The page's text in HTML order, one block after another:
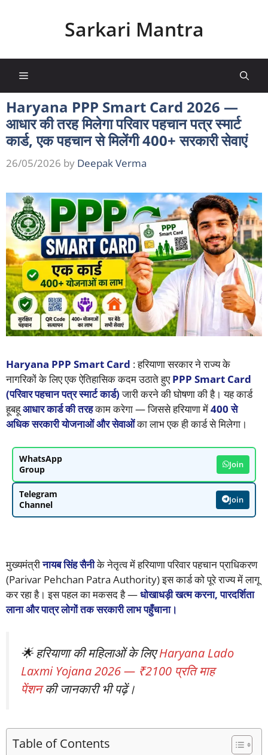
Sarkari Mantra
Menu
Haryana PPP Smart Card 2026 —
आधार की तरह मिलेगा परिवार पहचान पत्र स्मार्ट
कार्ड, एक पहचान से मिलेंगी 400+ सरकारी सेवाएं
26/05/2026 by Deepak Verma
Haryana PPP Smart Card : हरियाणा सरकार ने राज्य के
नागरिकों के लिए एक ऐतिहासिक कदम उठाते हुएPPP Smart Card
(परिवार पहचान पत्र स्मार्ट कार्ड)जारी करने की घोषणा की है। यह कार्ड
हूबहूआधार कार्ड की तरहकाम करेगा — जिससे हरियाणा में400 से
अधिक सरकारी योजनाओं और सेवाओंका लाभ एक ही कार्ड से मिलेगा।
WhatsApp
Group
Join
Telegram
Channel
Join
मुख्यमंत्रीनायब सिंह सैनीके नेतृत्व में हरियाणा परिवार पहचान प्राधिकरण
(Parivar Pehchan Patra Authority) इस कार्ड को पूरे राज्य में लागू
कर रहा है। इस पहल का मकसद है —धोखाधड़ी खत्म करना, पारदर्शिता
लाना और पात्र लोगों तक सरकारी लाभ पहुँचाना।
🌟 हरियाणा की महिलाओं के लिएHaryana Lado
Laxmi Yojana 2026 — ₹2100 प्रति माह
पेंशनकी जानकारी भी पढ़ें।
Table of Contents